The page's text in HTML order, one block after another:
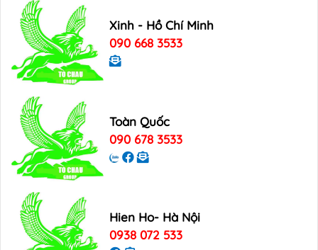
Xinh - Hồ Chí Minh
090 668 3533
Toàn Quốc
090 678 3533
Hien Ho- Hà Nội
0938 072 533